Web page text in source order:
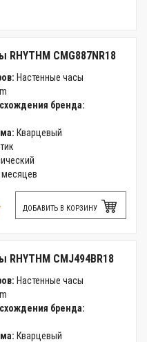
RHYTHM CMG887NR18
Настенные часы
бренда:
Кварцевый
месяцев
ДОБАВИТЬ В КОРЗИНУ
RHYTHM CMJ494BR18
Настенные часы
бренда:
Кварцевый